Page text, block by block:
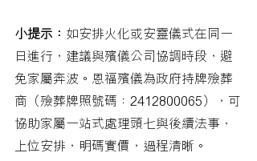
小提示： 如安排火化或安靈儀式在同一
日進行，建議與殯儀公司協調時段，避
免家屬奔波。恩福殯儀為政府持牌殮葬
商（殮葬牌照號碼：2412800065），可
協助家屬一站式處理頭七與後續法事、
上位安排，明碼實價，過程清晰。